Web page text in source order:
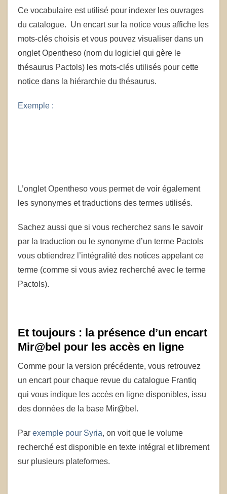
Ce vocabulaire est utilisé pour indexer les ouvrages
du catalogue. Un encart sur la notice vous affiche les
mots-clés choisis et vous pouvez visualiser dans un
onglet Opentheso (nom du logiciel qui gère le
thésaurus Pactols) les mots-clés utilisés pour cette
notice dans la hiérarchie du thésaurus.
Exemple :
L’onglet Opentheso vous permet de voir également
les synonymes et traductions des termes utilisés.
Sachez aussi que si vous recherchez sans le savoir
par la traduction ou le synonyme d’un terme Pactols
vous obtiendrez l’intégralité des notices appelant ce
terme (comme si vous aviez recherché avec le terme
Pactols).
Et toujours : la présence d’un encart
Mir@bel pour les accès en ligne
Comme pour la version précédente, vous retrouvez
un encart pour chaque revue du catalogue Frantiq
qui vous indique les accès en ligne disponibles, issu
des données de la base Mir@bel.
Par exemple pour Syria, on voit que le volume
recherché est disponible en texte intégral et librement
sur plusieurs plateformes.